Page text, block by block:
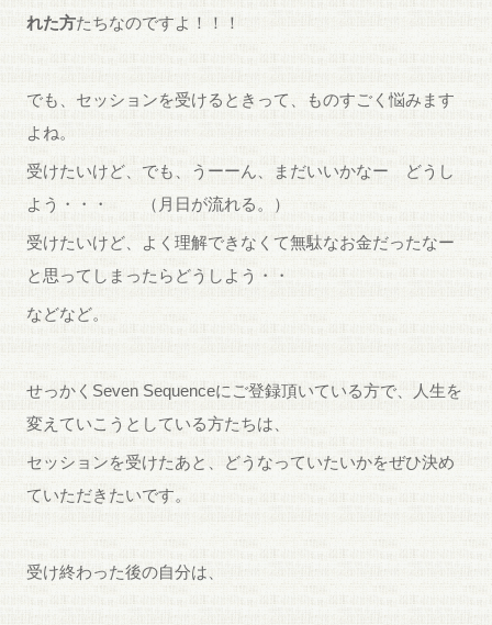
れた方たちなのですよ！！！
でも、セッションを受けるときって、ものすごく悩みます
よね。
受けたいけど、でも、うーーん、まだいいかなー どうし
よう・・・ （月日が流れる。）
受けたいけど、よく理解できなくて無駄なお金だったなー
と思ってしまったらどうしよう・・
などなど。
せっかくSeven Sequenceにご登録頂いている方で、人生を
変えていこうとしている方たちは、
セッションを受けたあと、どうなっていたいかをぜひ決め
ていただきたいです。
受け終わった後の自分は、